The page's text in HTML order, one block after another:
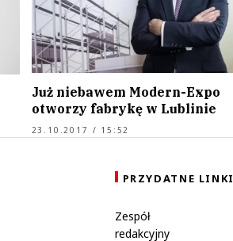
Już niebawem Modern-Expo
otworzy fabrykę w Lublinie
23.10.2017 / 15:52
PRZYDATNE LINKI
Zespół
redakcyjny